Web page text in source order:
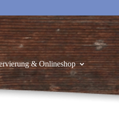
& Onlineshop